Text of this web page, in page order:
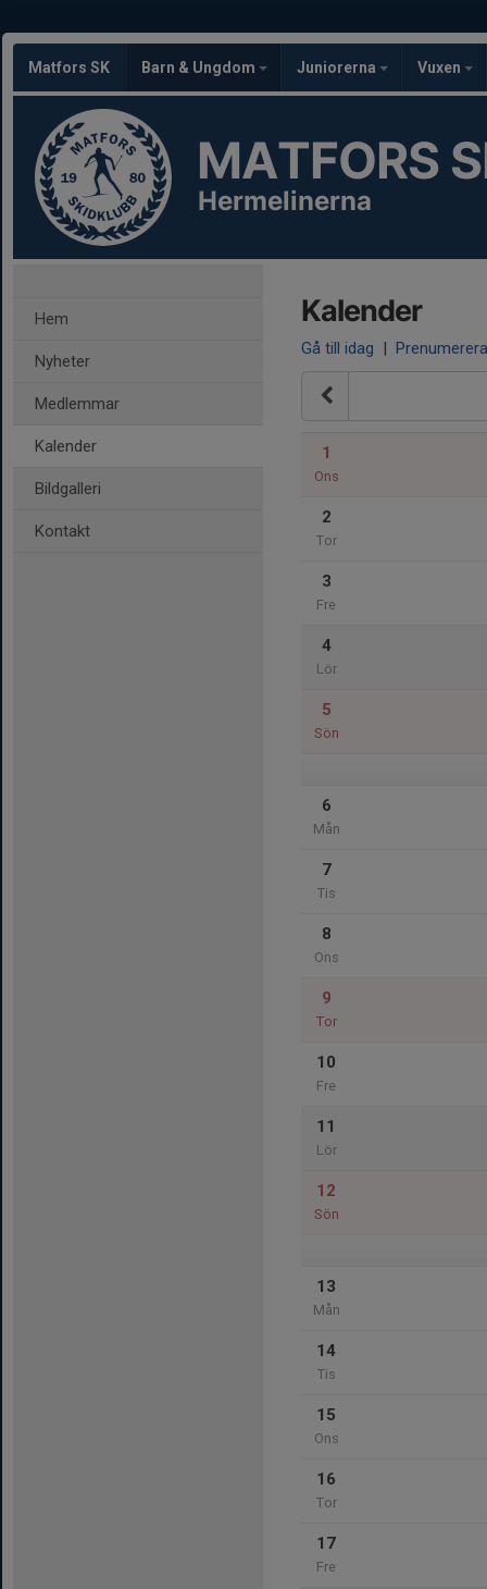
Matfors SK Barn & Ungdom Juniorerna Vuxen
MATFORS
Hermelinerna
Hem
Nyheter
Medlemmar
Kalender
Bildgalleri
Kontakt
Kalender
Gå till idag | Prenumerera
1
Ons
2
Tor
3
Fre
4
Lör
5
Sön
6
Mån
7
Tis
8
Ons
9
Tor
10
Fre
11
Lör
12
Sön
13
Mån
14
Tis
15
Ons
16
Tor
17
Fre